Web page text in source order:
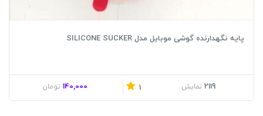
پایه نگهدارنده گوشی موبایل مدل SILICONE SUCKER
2119 نمایش 1
140,000 تومان